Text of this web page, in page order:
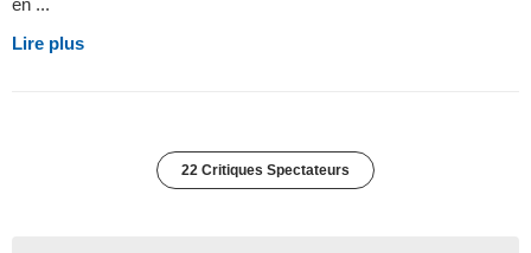
Lire plus
22 Critiques Spectateurs